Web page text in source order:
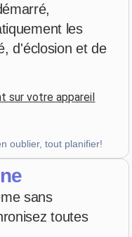
v4.3.21
les
d'éclosion et de
sur votre appareil
oublier, tout planifier!
sans
toutes